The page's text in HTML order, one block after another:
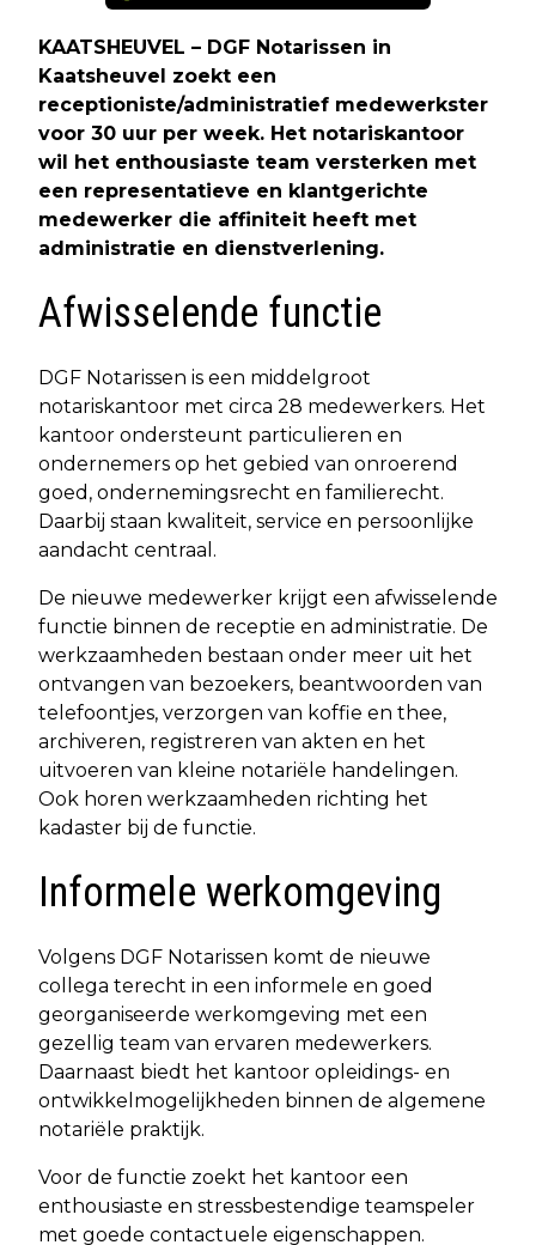
KAATSHEUVEL – DGF Notarissen in
Kaatsheuvel zoekt een
receptioniste/administratief medewerkster
voor 30 uur per week. Het notariskantoor
wil het enthousiaste team versterken met
een representatieve en klantgerichte
medewerker die affiniteit heeft met
administratie en dienstverlening.
Afwisselende functie
DGF Notarissen is een middelgroot
notariskantoor met circa 28 medewerkers. Het
kantoor ondersteunt particulieren en
ondernemers op het gebied van onroerend
goed, ondernemingsrecht en familierecht.
Daarbij staan kwaliteit, service en persoonlijke
aandacht centraal.
De nieuwe medewerker krijgt een afwisselende
functie binnen de receptie en administratie. De
werkzaamheden bestaan onder meer uit het
ontvangen van bezoekers, beantwoorden van
telefoontjes, verzorgen van koffie en thee,
archiveren, registreren van akten en het
uitvoeren van kleine notariële handelingen.
Ook horen werkzaamheden richting het
kadaster bij de functie.
Informele werkomgeving
Volgens DGF Notarissen komt de nieuwe
collega terecht in een informele en goed
georganiseerde werkomgeving met een
gezellig team van ervaren medewerkers.
Daarnaast biedt het kantoor opleidings- en
ontwikkelmogelijkheden binnen de algemene
notariële praktijk.
Voor de functie zoekt het kantoor een
enthousiaste en stressbestendige teamspeler
met goede contactuele eigenschappen.